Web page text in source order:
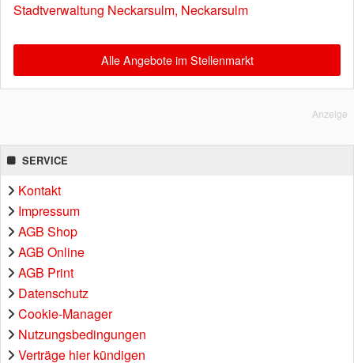
Stadtverwaltung Neckarsulm, Neckarsulm
Alle Angebote im Stellenmarkt
Anzeige
SERVICE
Kontakt
Impressum
AGB Shop
AGB Online
AGB Print
Datenschutz
Cookie-Manager
Nutzungsbedingungen
Verträge hier kündigen